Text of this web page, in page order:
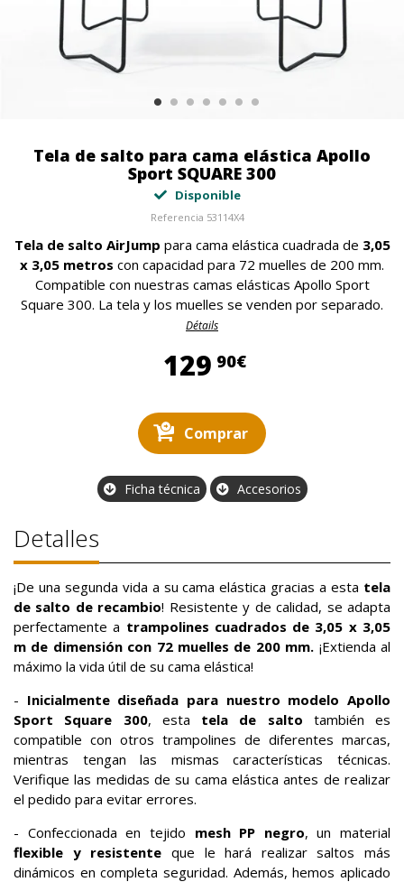
Tela de salto para cama elástica Apollo
Sport SQUARE 300
Disponible
Referencia 53114X4
Tela de salto AirJump para cama elástica cuadrada de 3,05
x 3,05 metros con capacidad para 72 muelles de 200 mm.
Compatible con nuestras camas elásticas Apollo Sport
Square 300. La tela y los muelles se venden por separado.
Détails
129 90€129,90 €
Comprar
Ficha técnica Accesorios
Detalles
¡De una segunda vida a su cama elástica gracias a esta tela
de salto de recambio! Resistente y de calidad, se adapta
perfectamente a trampolines cuadrados de 3,05 x 3,05
m de dimensión con 72 muelles de 200 mm. ¡Extienda al
máximo la vida útil de su cama elástica!
- Inicialmente diseñada para nuestro modelo Apollo
Sport Square 300, esta tela de salto también es
compatible con otros trampolines de diferentes marcas,
mientras tengan las mismas características técnicas.
Verifique las medidas de su cama elástica antes de realizar
el pedido para evitar errores.
- Confeccionada en tejido mesh PP negro, un material
flexible y resistente que le hará realizar saltos más
dinámicos en completa seguridad. Además, hemos aplicado